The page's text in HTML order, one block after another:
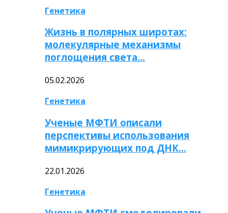
Генетика
Жизнь в полярных широтах:
молекулярные механизмы
поглощения света…
05.02.2026
Генетика
Ученые МФТИ описали
перспективы использования
мимикрирующих под ДНК…
22.01.2026
Генетика